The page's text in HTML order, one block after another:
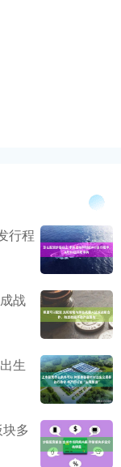
行程
战
生
多